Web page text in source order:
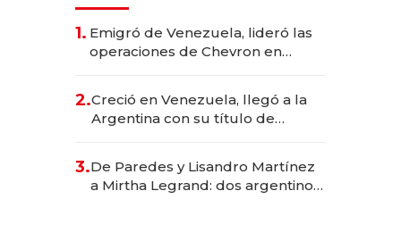
1. Emigró de Venezuela, lideró las
operaciones de Chevron en
2.Creció en Venezuela, llegó a la
Argentina con su título de
las marcas "fast premium"
3.De Paredes y Lisandro Martínez
a Mirtha Legrand: dos argentinos